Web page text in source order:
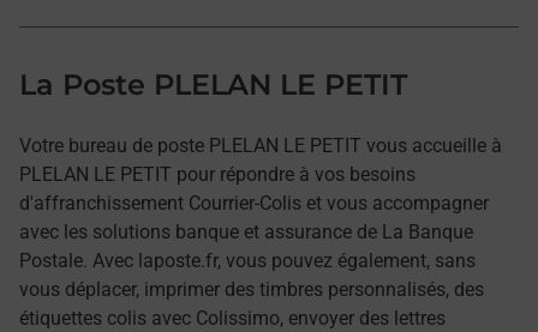
La Poste PLELAN LE PETIT
Votre bureau de poste PLELAN LE PETIT vous accueille à
PLELAN LE PETIT pour répondre à vos besoins
d'affranchissement Courrier-Colis et vous accompagner
avec les solutions banque et assurance de La Banque
Postale. Avec laposte.fr, vous pouvez également, sans
vous déplacer, imprimer des timbres personnalisés, des
étiquettes colis avec Colissimo, envoyer des lettres